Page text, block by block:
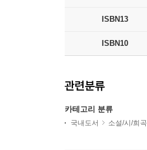
ISBN13
ISBN10
관련분류
카테고리 분류
국내도서 소설/시/희곡